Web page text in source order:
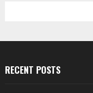
RECENT POSTS